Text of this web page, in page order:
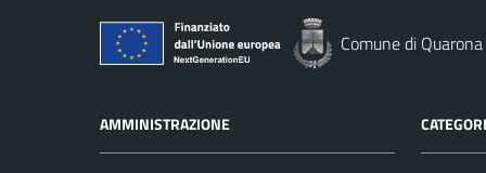
Comune di Quarona
AMMINISTRAZIONE